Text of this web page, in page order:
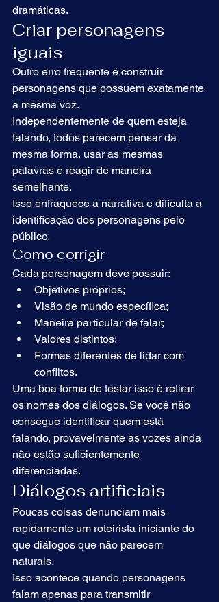
dramáticas.
Criar personagens
iguais
Outro erro frequente é construir
personagens que possuem exatamente
a mesma voz.
Independentemente de quem esteja
falando, todos parecem pensar da
mesma forma, usar as mesmas
palavras e reagir de maneira
semelhante.
Isso enfraquece a narrativa e dificulta a
identificação dos personagens pelo
público.
Como corrigir
Cada personagem deve possuir:
Objetivos próprios;
Visão de mundo específica;
Maneira particular de falar;
Valores distintos;
Formas diferentes de lidar com
conflitos.
Uma boa forma de testar isso é retirar
os nomes dos diálogos. Se você não
consegue identificar quem está
falando, provavelmente as vozes ainda
não estão suficientemente
diferenciadas.
Diálogos artificiais
Poucas coisas denunciam mais
rapidamente um roteirista iniciante do
que diálogos que não parecem
naturais.
Isso acontece quando personagens
falam apenas para transmitir